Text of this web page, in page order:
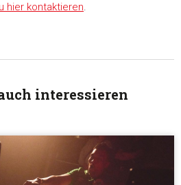
hier kontaktieren.
interessieren